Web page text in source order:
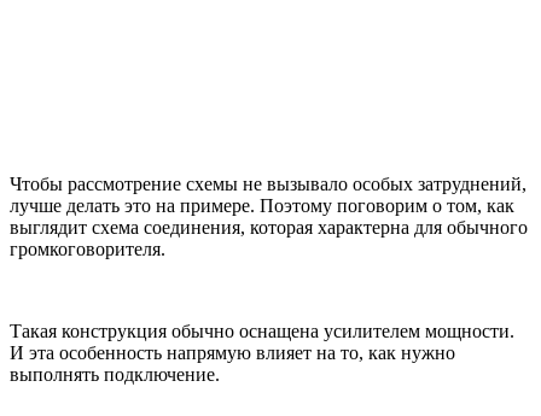
Чтобы рассмотрение схемы не вызывало особых затруднений,
лучше делать это на примере. Поэтому поговорим о том, как
выглядит схема соединения, которая характерна для обычного
громкоговорителя.
Такая конструкция обычно оснащена усилителем мощности.
И эта особенность напрямую влияет на то, как нужно
выполнять подключение.